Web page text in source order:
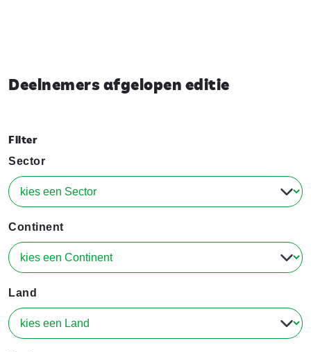
Deelnemers afgelopen editie
Filter
Sector
Continent
Land